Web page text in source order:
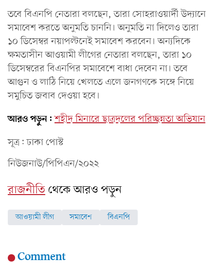
তবে বিএনপি নেতারা বলছেন, তারা সোহরাওয়ার্দী উদ্যানে
সমাবেশ করতে অনুমতি চাননি। অনুমতি না দিলেও তারা
১০ ডিসেম্বর নয়াপল্টনেই সমাবেশ করবেন। অন্যদিকে
ক্ষমতাসীন আওয়ামী লীগের নেতারা বলছেন, তারা ১০
ডিসেম্বরের বিএনপির সমাবেশে বাধা দেবেন না। তবে
আগুন ও লাঠি নিয়ে খেলতে এলে জনগণকে সঙ্গে নিয়ে
সমুচিত জবাব দেওয়া হবে।
আরও পড়ুন: শহীদ মিনারে ছাত্রদলের পরিচ্ছন্নতা অভিযান
সূত্র: ঢাকা পোস্ট
নিউজনাউ/পিপিএন/২০২২
রাজনীতিথেকে আরও পড়ুন
আওয়ামী লীগ সমাবেশ বিএনপি
Comment